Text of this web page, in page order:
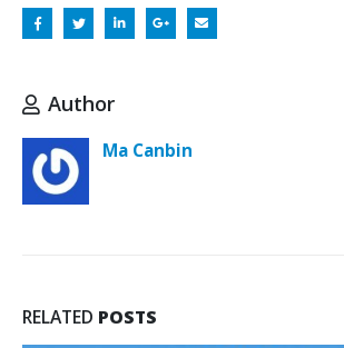
Author
Ma Canbin
RELATED POSTS